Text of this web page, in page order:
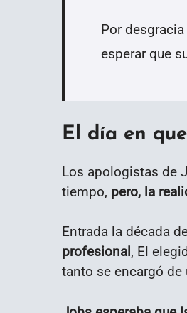
Por
esperar que
El día en
Los apologistas de
tiempo, pero, la
Entrada la década
profesional, El
tanto se encargó de